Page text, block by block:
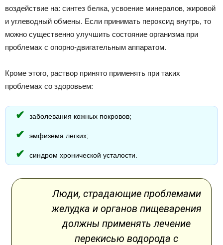
воздействие на: синтез белка, усвоение минералов, жировой
и углеводный обмены. Если принимать пероксид внутрь, то
можно существенно улучшить состояние организма при
проблемах с опорно-двигательным аппаратом.
Кроме этого, раствор принято применять при таких
проблемах со здоровьем:
заболевания кожных покровов;
эмфизема легких;
синдром хронической усталости.
Люди, страдающие проблемами
желудка и органов пищеварения
должны применять лечение
перекисью водорода с